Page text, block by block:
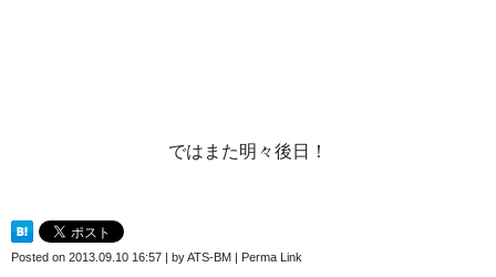
ではまた明々後日！
Posted on 2013.09.10 16:57 | byATS-BM | Perma Link